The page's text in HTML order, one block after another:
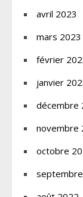
avril 2023
mars 2023
février
janvier
décembre
novembre
octobre